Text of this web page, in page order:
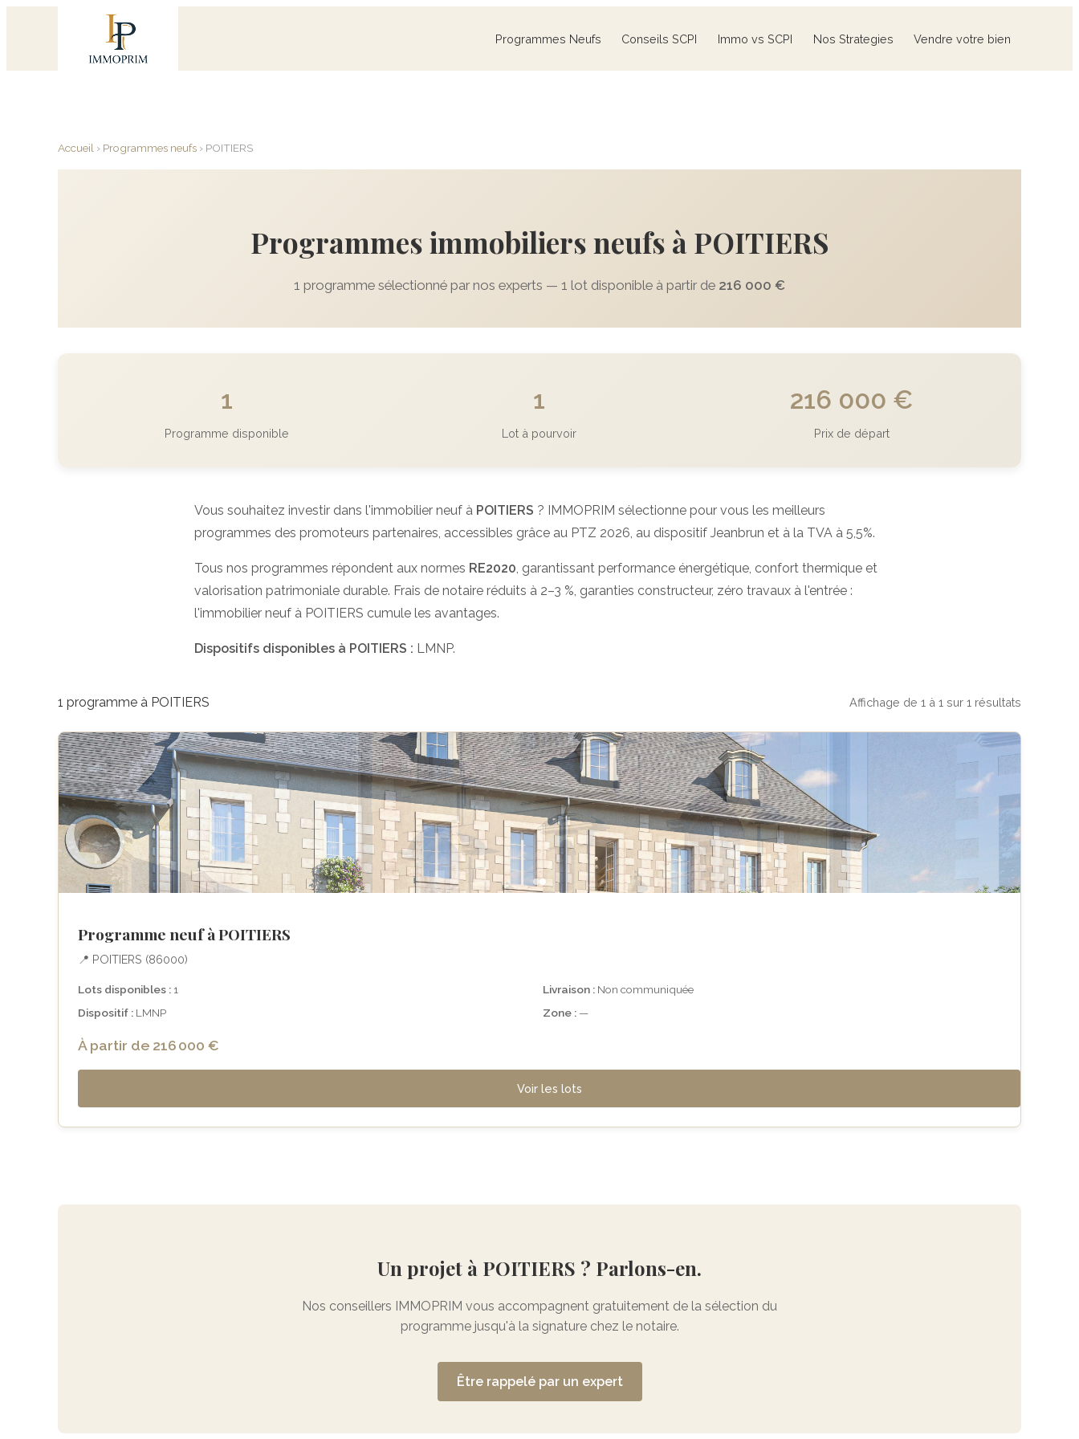
Programmes Neufs Conseils SCPI Immo vs SCPI Nos Strategies Vendre votre bien
Accueil › Programmes neufs › POITIERS
Programmes immobiliers neufs à POITIERS
1 programme sélectionné par nos experts — 1 lot disponible à partir de 216 000 €
1
Programme disponible
1
Lot à pourvoir
216 000 €
Prix de départ
Vous souhaitez investir dans l'immobilier neuf à POITIERS ? IMMOPRIM sélectionne pour vous les meilleurs
programmes des promoteurs partenaires, accessibles grâce au PTZ 2026, au dispositif Jeanbrun et à la TVA à 5,5%.
Tous nos programmes répondent aux normes RE2020 , garantissant performance énergétique, confort thermique et
valorisation patrimoniale durable. Frais de notaire réduits à 2–3 %, garanties constructeur, zéro travaux à l'entrée :
l'immobilier neuf à POITIERS cumule les avantages.
Dispositifs disponibles à POITIERS : LMNP.
1 programme à POITIERS Affichage de 1 à 1 sur 1 résultats
Programme neuf à POITIERS
📍 POITIERS (86000)
Lots disponibles : 1 Livraison : Non communiquée
Dispositif : LMNP Zone : —
À partir de 216 000 €
Voir les lots
Un projet à POITIERS ? Parlons-en.
Nos conseillers IMMOPRIM vous accompagnent gratuitement de la sélection du
programme jusqu'à la signature chez le notaire.
Être rappelé par un expert